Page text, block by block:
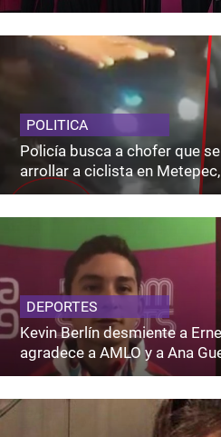
POLITICA
Policía busca a chofer que
arrollar a ciclista en
DEPORTES
Kevin Berlín desmiente a
agradece a AMLO y a Ana